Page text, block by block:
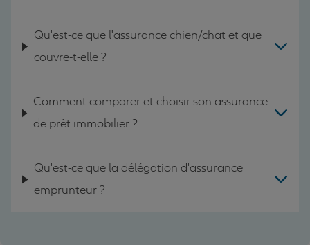
Qu'est-ce que l'assurance chien/chat et que
couvre-t-elle ?
Comment comparer et choisir son assurance
de prêt immobilier ?
Qu'est-ce que la délégation d'assurance
emprunteur ?